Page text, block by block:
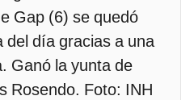
Gap (6) se quedó
del día gracias a una
Ganó la yunta de
Rosendo. Foto: INH